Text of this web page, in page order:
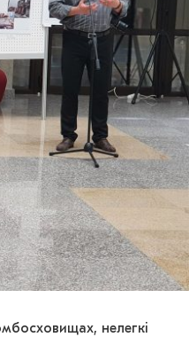
нелегкі